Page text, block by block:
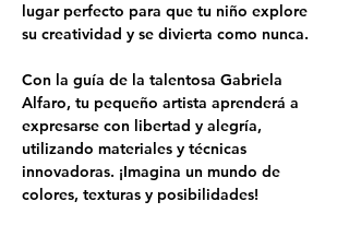
lugar perfecto para que tu niño explore
su creatividad y se divierta como nunca.
Con la guía de la talentosa Gabriela
Alfaro, tu pequeño artista aprenderá a
expresarse con libertad y alegría,
utilizando materiales y técnicas
innovadoras. ¡Imagina un mundo de
colores, texturas y posibilidades!